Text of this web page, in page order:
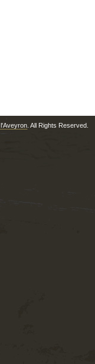
. All Rights Reserved.